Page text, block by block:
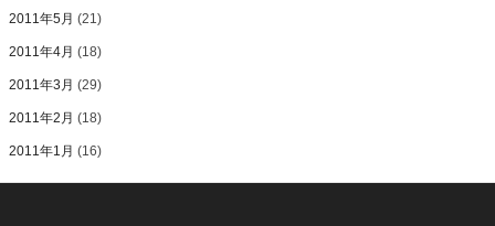
2011年5月 (21)
2011年4月 (18)
2011年3月 (29)
2011年2月 (18)
2011年1月 (16)